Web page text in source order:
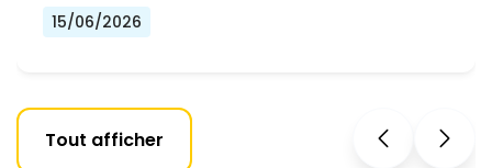
15/06/2026
Tout afficher